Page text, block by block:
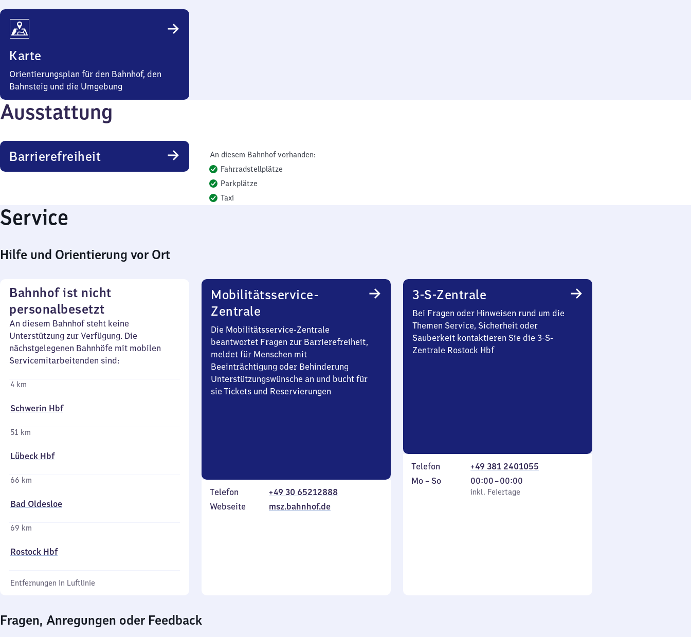
Karte
Orientierungsplan für den Bahnhof, den
Bahnsteig und die Umgebung
Ausstattung
Barrierefreiheit
An diesem Bahnhof vorhanden:
Fahrradstellplätze
Parkplätze
Taxi
Service
Hilfe und Orientierung vor Ort
Bahnhof ist nicht
personalbesetzt
An diesem Bahnhof steht keine
Unterstützung zur Verfügung. Die
nächstgelegenen Bahnhöfe mit mobilen
Servicemitarbeitenden sind:
4 km
Schwerin Hbf
51 km
Lübeck Hbf
66 km
Bad Oldesloe
69 km
Rostock Hbf
Entfernungen in Luftlinie
Mobilitätsservice-
Zentrale
Die Mobilitätsservice-Zentrale
beantwortet Fragen zur Barrierefreiheit,
meldet für Menschen mit
Beeinträchtigung oder Behinderung
Unterstützungswünsche an und bucht für
sie Tickets und Reservierungen
Telefon
+49 30 65212888
Webseite
msz.bahnhof.de
3-S-Zentrale
Bei Fragen oder Hinweisen rund um die
Themen Service, Sicherheit oder
Sauberkeit kontaktieren Sie die 3-S-
Zentrale Rostock Hbf
Telefon
+49 381 2401055
Montag
Mo – So,
inkl. Feiertage
00:00–00:00
Von
0
inkl. Feiertage
Fragen, Anregungen oder Feedback